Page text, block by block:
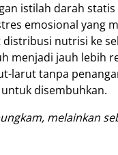
istilah darah
emosional yang
nutrisi ke
menjadi jauh lebih
larut tanpa
disembuhkan.
melainkan